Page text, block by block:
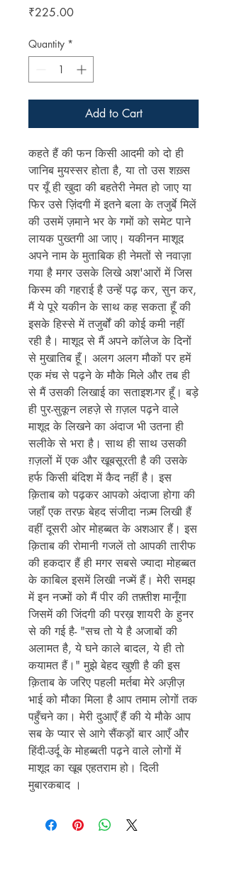
₹225.00Price
Quantity *
Add to Cart
कहते हैं की फन किसी आदमी को दो ही
जानिब मुयस्सर होता है, या तो उस शख़्स
पर यूँ ही खुदा की बहतेरी नेमत हो जाए या
फिर उसे ज़िंदगी में इतने बला के तजुर्बे मिलें
की उसमें ज़माने भर के गमों को समेट पाने
लायक पुख्तगी आ जाए। यकीनन माशूद
अपने नाम के मुताबिक ही नेमतों से नवाज़ा
गया है मगर उसके लिखे अश'आरों में जिस
किस्म की गहराई है उन्हें पढ़ कर, सुन कर,
मैं ये पूरे यकीन के साथ कह सकता हूँ की
इसके हिस्से में तजुर्बों की कोई कमी नहीं
रही है। माशूद से मैं अपने कॉलेज के दिनों
से मुखातिब हूँ। अलग अलग मौकों पर हमें
एक मंच से पढ़ने के मौके मिले और तब ही
से मैं उसकी लिखाई का सताइश-गर हूँ। बड़े
ही पुर-सुकून लहज़े से ग़ज़ल पढ़ने वाले
माशूद के लिखने का अंदाज भी उतना ही
सलीके से भरा है। साथ ही साथ उसकी
ग़ज़लों में एक और खूबसूरती है की उसके
हर्फ किसी बंदिश में कैद नहीं है। इस
क़िताब को पढ़कर आपको अंदाजा होगा की
जहाँ एक तरफ़ बेहद संजीदा नज़्म लिखी हैं
वहीं दूसरी ओर मोहब्बत के अशआर हैं। इस
क़िताब की रोमानी गजलें तो आपकी तारीफ
की हकदार हैं ही मगर सबसे ज्यादा मोहब्बत
के काबिल इसमें लिखी नज्में हैं। मेरी समझ
में इन नज्मों को मैं पीर की तफ़्तीश मानूँगा
जिसमें की जिंदगी की परख़ शायरी के हुनर
से की गई है- "सच तो ये है अजाबों की
अलामत है, ये घने काले बादल, ये ही तो
कयामत हैं।" मुझे बेहद खुशी है की इस
क़िताब के जरिए पहली मर्तबा मेरे अज़ीज़
भाई को मौका मिला है आप तमाम लोगों तक
पहुँचने का। मेरी दुआएँ हैं की ये मौके आप
सब के प्यार से आगे सैंकड़ों बार आएँ और
हिंदी-उर्दू के मोहब्बती पढ़ने वाले लोगों में
माशूद का खूब एहतराम हो। दिली
मुबारकबाद ।